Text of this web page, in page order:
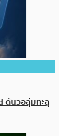
ดันวอลุ่มทะลุ